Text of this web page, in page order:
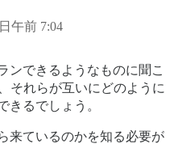
午前 7:04
ンできるようなものに聞こ
それらが互いにどのように
きるでしょう。
来ているのかを知る必要が